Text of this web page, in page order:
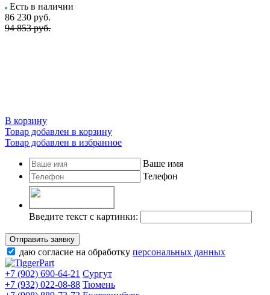
Есть в наличии
86 230 руб.
94 853 руб.
В корзину
Товар добавлен в корзину
Товар добавлен в избранное
Ваше имя
Телефон
Введите текст с картинки:
Отправить заявку
даю согласие на обработку персональных данных
+7 (902) 690-64-21 Сургут
+7 (932) 022-08-88 Тюмень